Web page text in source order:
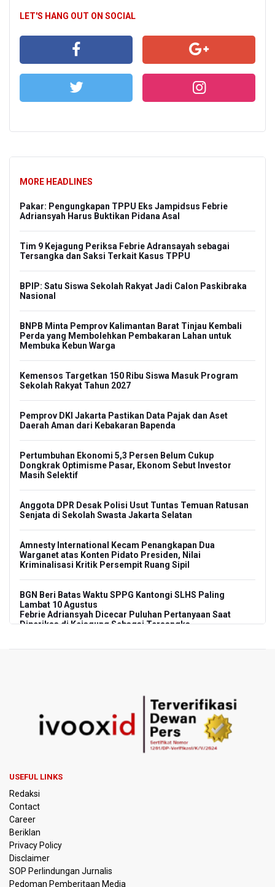
LET'S HANG OUT ON SOCIAL
MORE HEADLINES
Pakar: Pengungkapan TPPU Eks Jampidsus Febrie
Adriansyah Harus Buktikan Pidana Asal
Tim 9 Kejagung Periksa Febrie Adransayah sebagai
Tersangka dan Saksi Terkait Kasus TPPU
BPIP: Satu Siswa Sekolah Rakyat Jadi Calon Paskibraka
Nasional
BNPB Minta Pemprov Kalimantan Barat Tinjau Kembali
Perda yang Membolehkan Pembakaran Lahan untuk
Membuka Kebun Warga
Kemensos Targetkan 150 Ribu Siswa Masuk Program
Sekolah Rakyat Tahun 2027
Pemprov DKI Jakarta Pastikan Data Pajak dan Aset
Daerah Aman dari Kebakaran Bapenda
Pertumbuhan Ekonomi 5,3 Persen Belum Cukup
Dongkrak Optimisme Pasar, Ekonom Sebut Investor
Masih Selektif
Anggota DPR Desak Polisi Usut Tuntas Temuan Ratusan
Senjata di Sekolah Swasta Jakarta Selatan
Amnesty International Kecam Penangkapan Dua
Warganet atas Konten Pidato Presiden, Nilai
Kriminalisasi Kritik Persempit Ruang Sipil
BGN Beri Batas Waktu SPPG Kantongi SLHS Paling
Lambat 10 Agustus
Febrie Adriansyah Dicecar Puluhan Pertanyaan Saat
Diperiksa di Kejagung Sebagai Tersangka
SEA V Cup 2026: Timnas Voli Putri Indonesia Menang
Lawan Vietnam 3-2
Kebakaran Landa Gedung Bapenda DKI Jakarta
PSSI Evaluasi TImnas Indonesia Setelah Gagal Tembus
Ditahan Imbang Singapura 1-1
Pemerintah Matangkan Rencana Pembaruan Buku Ajar
Nasional
USEFUL LINKS
Redaksi
Contact
Career
Beriklan
Privacy Policy
Disclaimer
SOP Perlindungan Jurnalis
Pedoman Pemberitaan Media